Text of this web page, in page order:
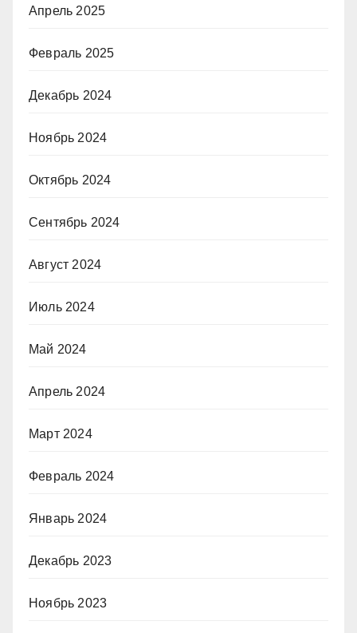
Апрель 2025
Февраль 2025
Декабрь 2024
Ноябрь 2024
Октябрь 2024
Сентябрь 2024
Август 2024
Июль 2024
Май 2024
Апрель 2024
Март 2024
Февраль 2024
Январь 2024
Декабрь 2023
Ноябрь 2023